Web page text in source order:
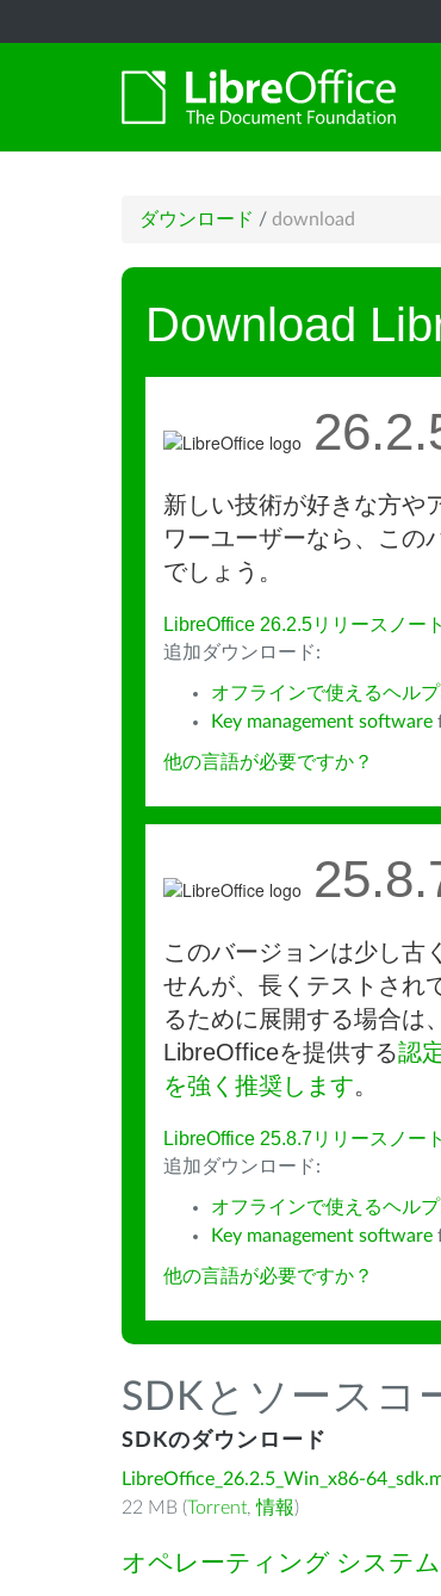
ダウンロード / download
Download
新しい技術が好きな方や
ワーユーザーなら、この
でしょう。
LibreOffice 26.2.5リリースノート
追加ダウンロード:
オフラインで使えるヘルプ
Key management software
他の言語が必要ですか？
このバージョンは少し古
せんが、長くテストされ
るために展開する場合は
LibreOfficeを提供する認
を強く推奨します。
LibreOffice 25.8.7リリースノート
追加ダウンロード:
オフラインで使えるヘルプ
Key management software
他の言語が必要ですか？
SDKとソースコ
SDKのダウンロード
LibreOffice_26.2.5_Win_x86-
22 MB (Torrent,情報)
オペレーティング システム